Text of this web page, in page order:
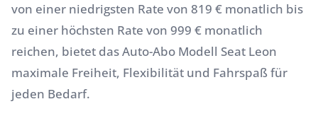
von einer niedrigsten Rate von 819 € monatlich bis
zu einer höchsten Rate von 999 € monatlich
reichen, bietet das Auto-Abo Modell Seat Leon
maximale Freiheit, Flexibilität und Fahrspaß für
jeden Bedarf.